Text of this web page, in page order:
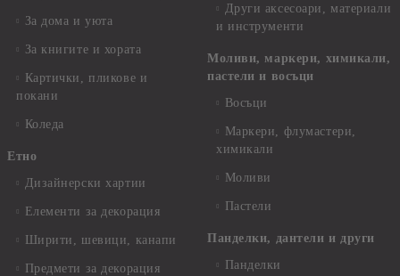
За дома и уюта
За книгите и хората
Картички, пликове и
покани
Коледа
Етно
Дизайнерски хартии
Елементи за декорация
Ширити, шевици, канапи
Предмети за декорация
Други аксесоари, материали
и инструменти
Моливи, маркери, химикали,
пастели и восъци
Восъци
Маркери, флумастери,
химикали
Моливи
Пастели
Панделки, дантели и други
Панделки